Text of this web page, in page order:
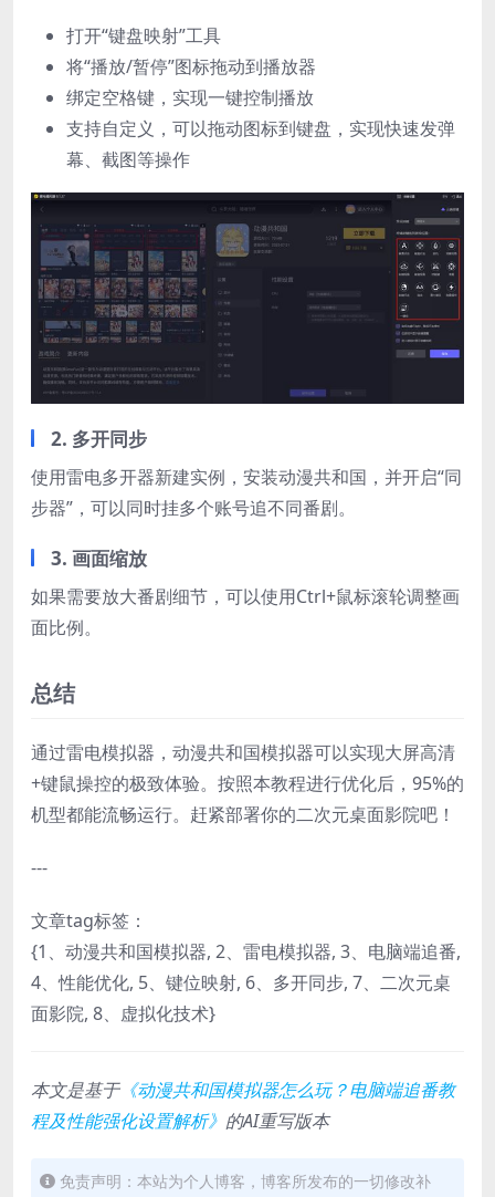
打开“键盘映射”工具
将“播放/暂停”图标拖动到播放器
绑定空格键，实现一键控制播放
支持自定义，可以拖动图标到键盘，实现快速发弹
幕、截图等操作
2. 多开同步
使用雷电多开器新建实例，安装动漫共和国，并开启“同
步器”，可以同时挂多个账号追不同番剧。
3. 画面缩放
如果需要放大番剧细节，可以使用Ctrl+鼠标滚轮调整画
面比例。
总结
通过雷电模拟器，动漫共和国模拟器可以实现大屏高清
+键鼠操控的极致体验。按照本教程进行优化后，95%的
机型都能流畅运行。赶紧部署你的二次元桌面影院吧！
---
文章tag标签：
{1、动漫共和国模拟器, 2、雷电模拟器, 3、电脑端追番,
4、性能优化, 5、键位映射, 6、多开同步, 7、二次元桌
面影院, 8、虚拟化技术}
本文是基于《动漫共和国模拟器怎么玩？电脑端追番教
程及性能强化设置解析》 的AI重写版本
免责声明：本站为个人博客，博客所发布的一切修改补